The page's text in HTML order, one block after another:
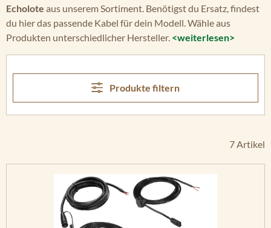
Echolote aus unserem Sortiment. Benötigst du Ersatz, findest
du hier das passende Kabel für dein Modell. Wähle aus
Produkten unterschiedlicher Hersteller. <weiterlesen>
Produkte filtern
7 Artikel